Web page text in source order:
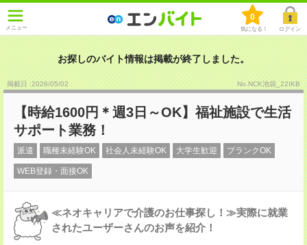
メニュー
0
気になる！ ログイン
お探しのバイト情報は掲載が終了しました。
掲載日 :2026/05/02 No.NCK池袋_22IKB
【時給1600円＊週3日～OK】福祉施設で生活
サポート業務！
派遣 職種未経験OK 社会人未経験OK 大学生歓迎 ブランクOK
WEB登録・面接OK
≪ネオキャリアで介護のお仕事探し！≫実際に就業
されたユーザーさんのお声を紹介！